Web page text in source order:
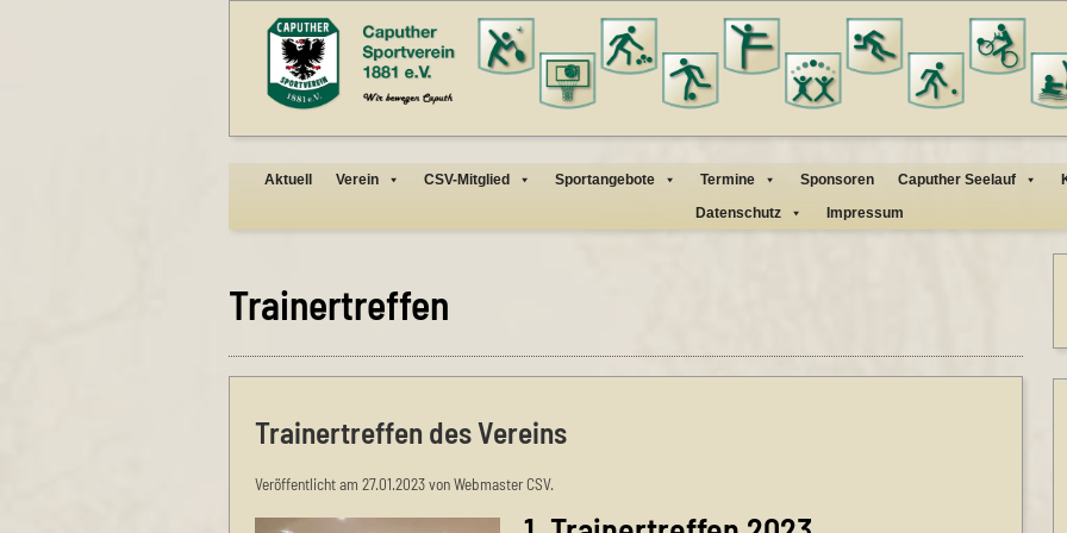
Aktuell Verein CSV-Mitglied Sportangebote Termine Sponsoren Caputher Seelauf
Datenschutz
Impressum
Trainertreffen
Trainertreffen des Vereins
Veröffentlicht am 27.01.2023 von Webmaster CSV.